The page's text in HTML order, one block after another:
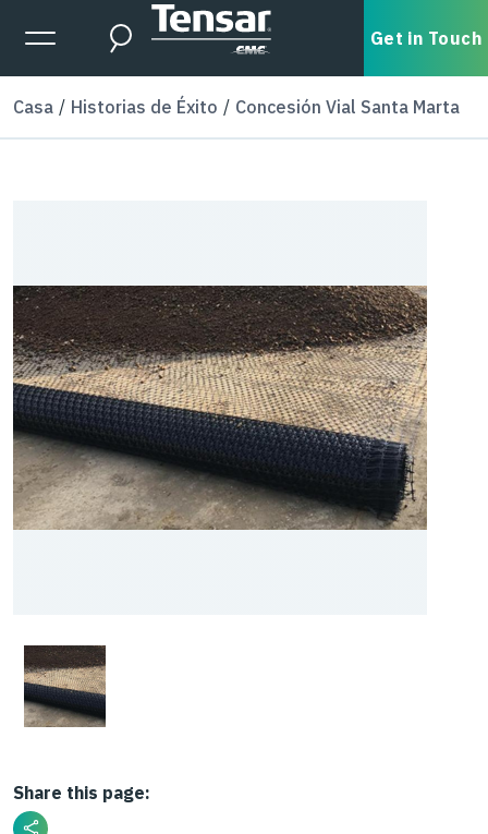
Skip to main content
Expanded Menu Toggle
Search Get in Touch
Casa Historias de Éxito Concesión Vial Santa Marta
Share this page: